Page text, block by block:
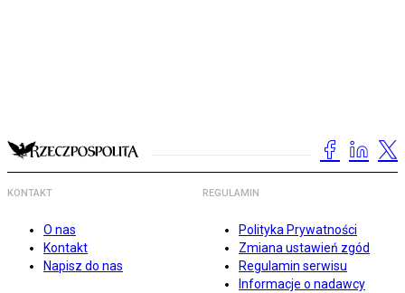
KONTAKT
O nas
Kontakt
Napisz do nas
REGULAMIN
Polityka Prywatności
Zmiana ustawień zgód
Regulamin serwisu
Informacje o nadawcy